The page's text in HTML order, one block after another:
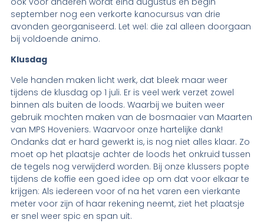
september nog een verkorte kanocursus van drie
avonden georganiseerd. Let wel: die zal alleen doorgaan
bij voldoende animo.
Klusdag
Vele handen maken licht werk, dat bleek maar weer
tijdens de klusdag op 1 juli. Er is veel werk verzet zowel
binnen als buiten de loods. Waarbij we buiten weer
gebruik mochten maken van de bosmaaier van Maarten
van MPS Hoveniers. Waarvoor onze hartelijke dank!
Ondanks dat er hard gewerkt is, is nog niet alles klaar. Zo
moet op het plaatsje achter de loods het onkruid tussen
de tegels nog verwijderd worden. Bij onze klussers popte
tijdens de koffie een goed idee op om dat voor elkaar te
krijgen: Als iedereen voor of na het varen een vierkante
meter voor zijn of haar rekening neemt, ziet het plaatsje
er snel weer spic en span uit.